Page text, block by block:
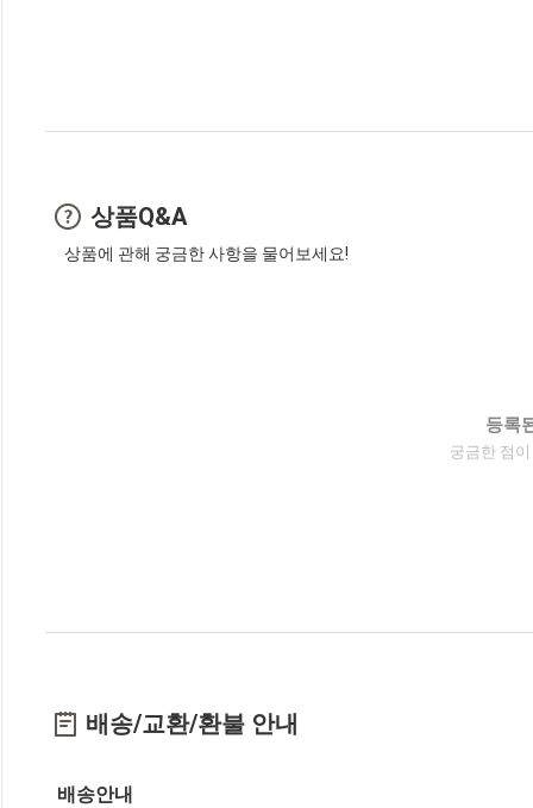
상품Q&A
상품에 관해 궁금한 사항을 물어보세요!
등록
궁금한 점
배송/교환/환불 안내
배송안내